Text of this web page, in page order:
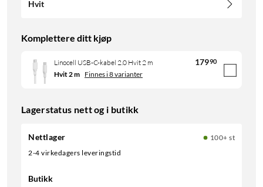
Hvit
Komplettere ditt kjøp
Linocell USB-C-kabel 2.0 Hvit 2 m 17990
Hvit 2 m Finnes i 8 varianter
Lagerstatus nett og i butikk
Nettlager
100+ st
2-4 virkedagers leveringstid
Butikk